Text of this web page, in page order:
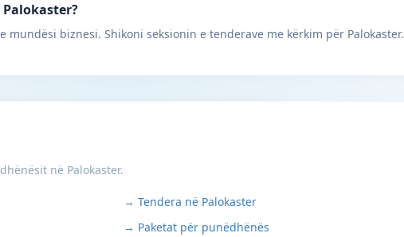
mundësi biznesi. Shikoni seksionin e tenderave me kërkim për Palokaster.
në Palokaster.
→ Tendera në Palokaster
→ Paketat për punëdhënës